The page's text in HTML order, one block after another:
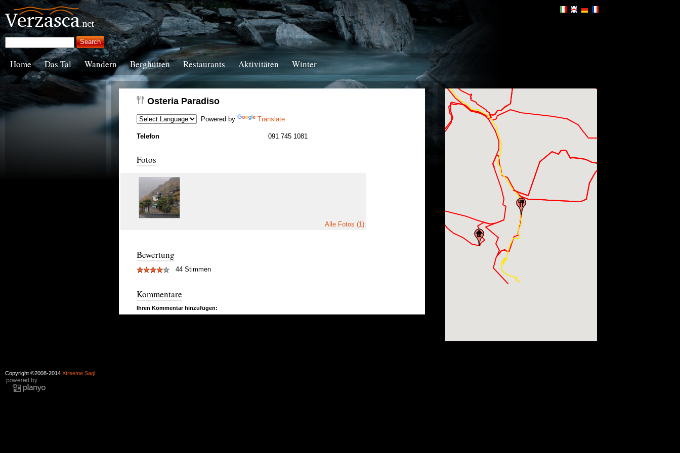
Home Das Tal Wandern Berghütten Restaurants Aktivitäten Winter
Osteria Paradiso
Powered by Translate
Telefon 091 745 1081
Fotos
Alle Fotos (1)
Bewertung
44 Stimmen
Kommentare
Ihren Kommentar hinzufügen:
Copyright ©2008-2014 Xtreeme Sagl